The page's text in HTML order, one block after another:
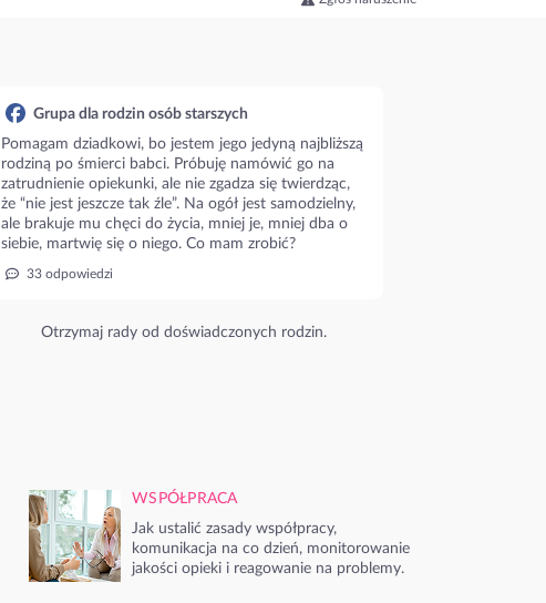
Grupa dla rodzin osób starszych
Pomagam dziadkowi, bo jestem jego jedyną najbliższą
rodziną po śmierci babci. Próbuję namówić go na
zatrudnienie opiekunki, ale nie zgadza się twierdząc,
że “nie jest jeszcze tak źle”. Na ogół jest samodzielny,
ale brakuje mu chęci do życia, mniej je, mniej dba o
siebie, martwię się o niego. Co mam zrobić?
33 odpowiedzi
Otrzymaj rady od doświadczonych rodzin.
WSPÓŁPRACA
Jak ustalić zasady współpracy,
komunikacja na co dzień, monitorowanie
jakości opieki i reagowanie na problemy.